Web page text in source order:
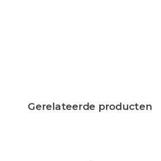
Gerelateerde producten